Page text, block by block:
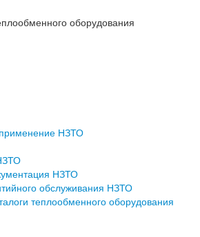
оборудования
НЗТО
НЗТО
обслуживания НЗТО
теплообменного оборудования